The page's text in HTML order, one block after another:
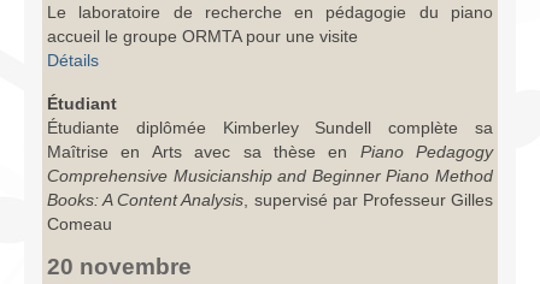
Le laboratoire de recherche en pédagogie du piano
accueil le groupe ORMTA pour une visite
Détails
Étudiant
Étudiante diplômée Kimberley Sundell complète sa
Maîtrise en Arts avec sa thèse en Piano Pedagogy
Comprehensive Musicianship and Beginner Piano Method
Books: A Content Analysis, supervisé par Professeur Gilles
Comeau
20 novembre